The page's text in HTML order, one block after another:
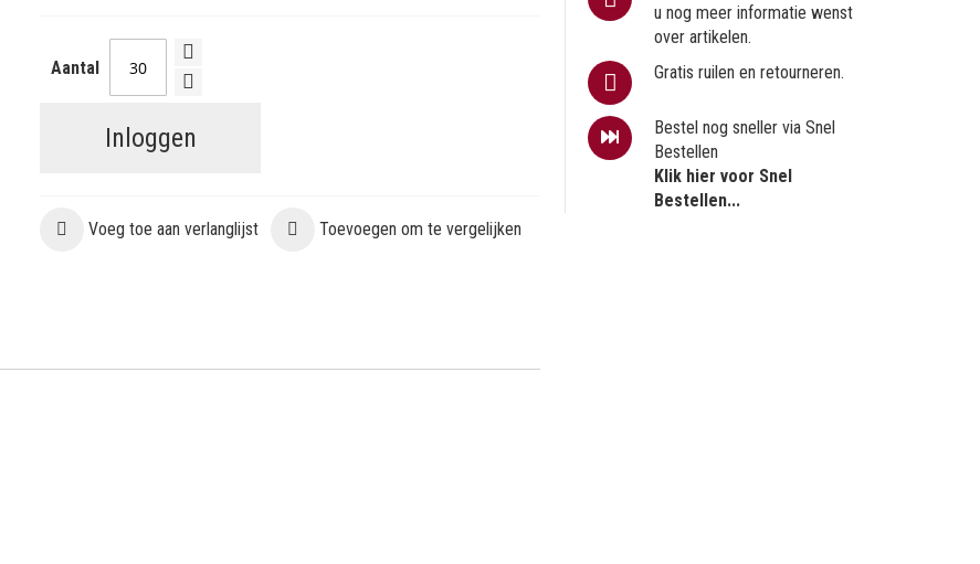
Aantal
Inloggen
Voeg toe aan verlanglijst Toevoegen om te vergelijken
u nog meer informatie wenst
over artikelen.
Gratis ruilen en retourneren.
Bestel nog sneller via Snel
Bestellen
Klik hier voor Snel
Bestellen...